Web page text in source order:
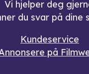
Vi hjelper deg
du svar på dine
Kundeservice
på